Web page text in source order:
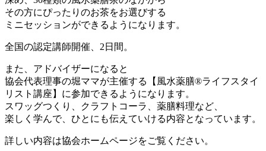
その方にぴったりのお茶をお選びする
ミニセッションができるようになります。
全国の認定講師開催、2日間。
また、アドバイザーになると
協会代表理事の堀ママが主催する【風水薬膳®ライフスタイ
リスト講座】に参加できるようになります。
スワッグつくり、クラフトコーラ、薬膳料理など、
楽しく学んで、ひとにも伝えていける内容となっています。
詳しい内容は協会ホームページをご覧ください。